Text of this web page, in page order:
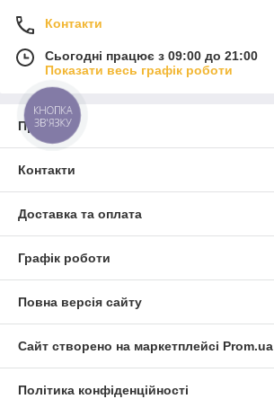
Контакти
Сьогодні працює з 09:00 до 21:00
Показати весь графік роботи
Про нас
Контакти
Доставка та оплата
Графік роботи
Повна версія сайту
Сайт створено на маркетплейсі Prom.ua
Політика конфіденційності
КНОПКА
ЗВ'ЯЗКУ